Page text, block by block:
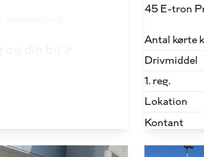
45 E-tron
Antal kørte
Drivmiddel
1. reg.
Lokation
Kontant